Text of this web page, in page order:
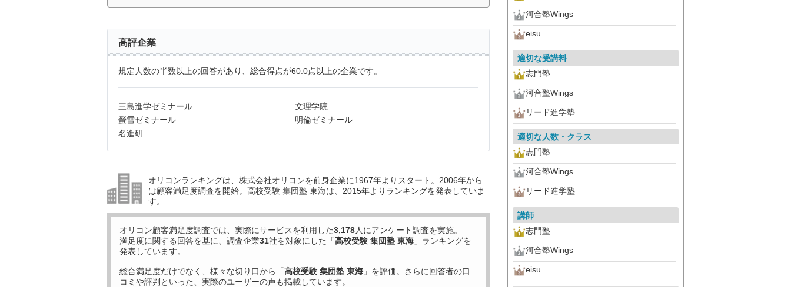
高評企業
規定人数の半数以上の回答があり、総合得点が60.0点以上の企業です。
三島進学ゼミナール
文理学院
螢雪ゼミナール
明倫ゼミナール
名進研
オリコンランキングは、株式会社オリコンを前身企業に1967年よりスタート。2006年から
は顧客満足度調査を開始。高校受験 集団塾 東海は、2015年よりランキングを発表していま
す。
オリコン顧客満足度調査では、実際にサービスを利用した3,178人にアンケート調査を実施。
満足度に関する回答を基に、調査企業31社を対象にした「高校受験 集団塾 東海 」ランキングを
発表しています。
総合満足度だけでなく、様々な切り口から「高校受験 集団塾 東海 」を評価。さらに回答者の口
コミや評判といった、実際のユーザーの声も掲載しています。
河合塾Wings
eisu
適切な受講料
志門塾
河合塾Wings
リード進学塾
適切な人数・クラス
志門塾
河合塾Wings
リード進学塾
講師
志門塾
河合塾Wings
eisu